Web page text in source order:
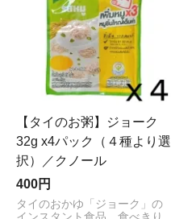
【タイのお粥】ジョーク
32g x4パック（４種より選
択）／クノール
400円
タイのおかゆ「ジョーク」の